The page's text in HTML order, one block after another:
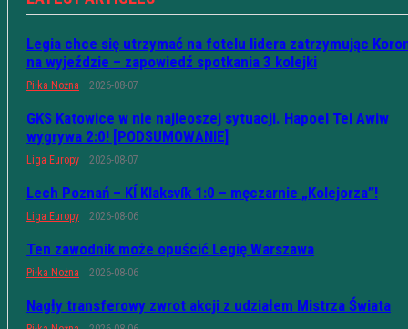
Legia chce się utrzymać na fotelu lidera zatrzymując
na wyjeździe – zapowiedź spotkania 3 kolejki
Piłka Nożna 2026-08-07
GKS Katowice w nie najleoszej sytuacji. Hapoel Tel Awiw
wygrywa 2:0! [PODSUMOWANIE]
Liga Europy 2026-08-07
Lech Poznań – KÍ Klaksvík 1:0 – męczarnie „Kolejorza”!
Liga Europy 2026-08-06
Ten zawodnik może opuścić Legię Warszawa
Piłka Nożna 2026-08-06
Nagły transferowy zwrot akcji z udziałem Mistrza Świata